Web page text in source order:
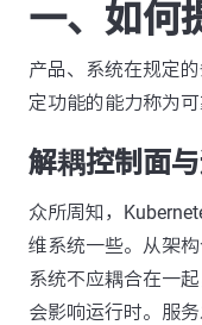
一、如何
产品、系统在规定
定功能的能力称为可
解耦控制面
众所周知，
维系统一些。从架
系统不应耦合在一
会影响运行时。服